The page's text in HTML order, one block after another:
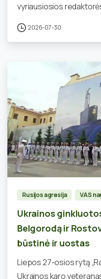
vyriausiosios
2026-07-30
Rusijos agresija VAS
Ukrainos
Belgorodą ir
būstinė ir uostas
Liepos 27-osios rytą
Ukrainos karo